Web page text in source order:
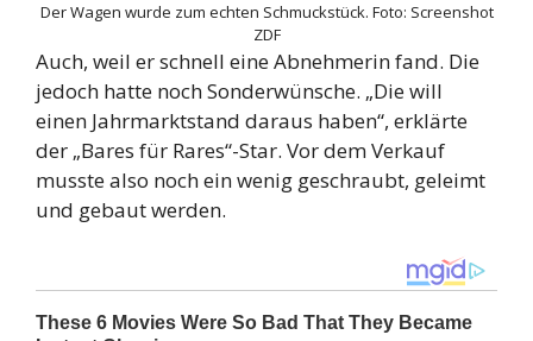
Der Wagen wurde zum echten Schmuckstück. Foto: Screenshot
ZDF
Auch, weil er schnell eine Abnehmerin fand. Die
jedoch hatte noch Sonderwünsche. „Die will
einen Jahrmarktstand daraus haben“, erklärte
der „Bares für Rares“-Star. Vor dem Verkauf
musste also noch ein wenig geschraubt, geleimt
und gebaut werden.